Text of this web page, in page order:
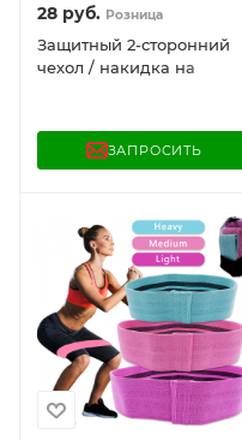
28 руб. Розница
Защитный 2-сторонний
чехол / накидка на
Cover 170 х 120 см
(размер XL) (защита от
ЗАПРОСИТЬ